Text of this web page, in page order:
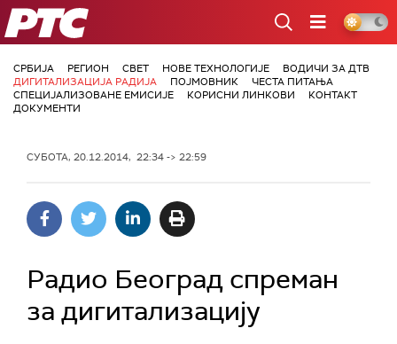
РТС
СРБИЈА РЕГИОН СВЕТ НОВЕ ТЕХНОЛОГИЈЕ
ВОДИЧИ ЗА ДТВ
ДИГИТАЛИЗАЦИЈА РАДИЈА
ПОЈМОВНИК
ЧЕСТА ПИТАЊА
СПЕЦИЈАЛИЗОВАНЕ ЕМИСИЈЕ
КОРИСНИ ЛИНКОВИ
КОНТАКТ
ДОКУМЕНТИ
СУБОТА, 20.12.2014, 22:34 -> 22:59
Радио Београд спреман
за дигитализацију